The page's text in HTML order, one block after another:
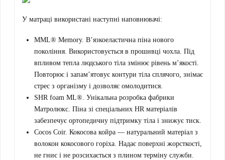
У матраці використані наступні наповнювачі:
MML® Memory. В’язкоеластична піна нового
покоління. Використовується в прошивці чохла. Під
впливом тепла людського тіла змінює рівень м’якості.
Повторює і запам’ятовує контури тіла сплячого, знімає
стрес з організму і дозволяє омолодитися.
SHR foam ML®. Унікальна розробка фабрики
Матролюкс. Піна зі спеціальних HR матеріалів
забезпечує ортопедичну підтримку тіла і знижує тиск.
Cocos Coir. Кокосова койра — натуральний матеріал з
волокон кокосового горіха. Надає поверхні жорсткості,
не гниє і не розсихається з плином терміну служби.